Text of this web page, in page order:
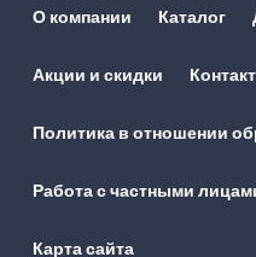
О компании Каталог
Акции и скидки
Политика в отношении
Работа с частными
Карта сайта